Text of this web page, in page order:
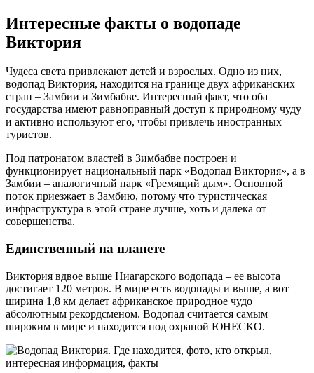
Интересные факты о водопаде
Виктория
Чудеса света привлекают детей и взрослых. Одно из них,
водопад Виктория, находится на границе двух африканских
стран – Замбии и Зимбабве. Интересный факт, что оба
государства имеют равноправный доступ к природному чуду
и активно используют его, чтобы привлечь иностранных
туристов.
Под патронатом властей в Зимбабве построен и
функционирует национальный парк «Водопад Виктория», а в
Замбии – аналогичный парк «Гремящий дым». Основной
поток приезжает в Замбию, потому что туристическая
инфраструктура в этой стране лучше, хоть и далека от
совершенства.
Единственный на планете
Виктория вдвое выше Ниагарского водопада – ее высота
достигает 120 метров. В мире есть водопады и выше, а вот
ширина 1,8 км делает африканское природное чудо
абсолютным рекордсменом. Водопад считается самым
широким в мире и находится под охраной ЮНЕСКО.